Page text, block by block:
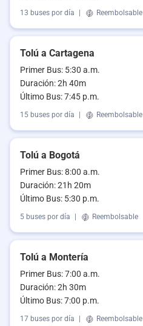
13 buses por día Reembolsable
Tolú a Cartagena
Primer Bus: 5:30 a.m.
Duración: 2h 40m
Último Bus: 7:45 p.m.
15 buses por día Reembolsable
Tolú a Bogotá
Primer Bus: 8:00 a.m.
Duración: 21h 20m
Último Bus: 5:30 p.m.
5 buses por día Reembolsable
Tolú a Montería
Primer Bus: 7:00 a.m.
Duración: 2h 30m
Último Bus: 7:00 p.m.
17 buses por día Reembolsable